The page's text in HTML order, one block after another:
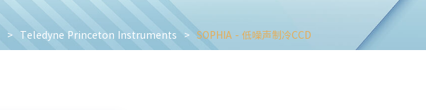
> Teledyne Princeton Instruments > SOPHIA - 低噪声制冷CCD